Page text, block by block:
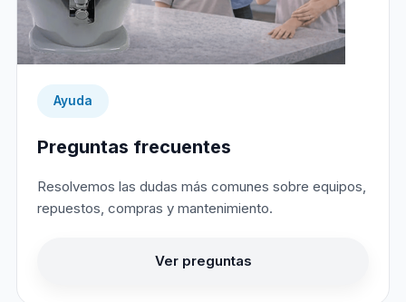
Ayuda
Preguntas frecuentes
Resolvemos las dudas más comunes sobre equipos,
repuestos, compras y mantenimiento.
Ver preguntas